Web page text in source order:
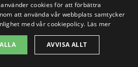
gratis och utan
cookies för att förbättra
att använda vår webbplats samtycker
med vår cookiepolicy. Läs mer
AVVISA ALLT